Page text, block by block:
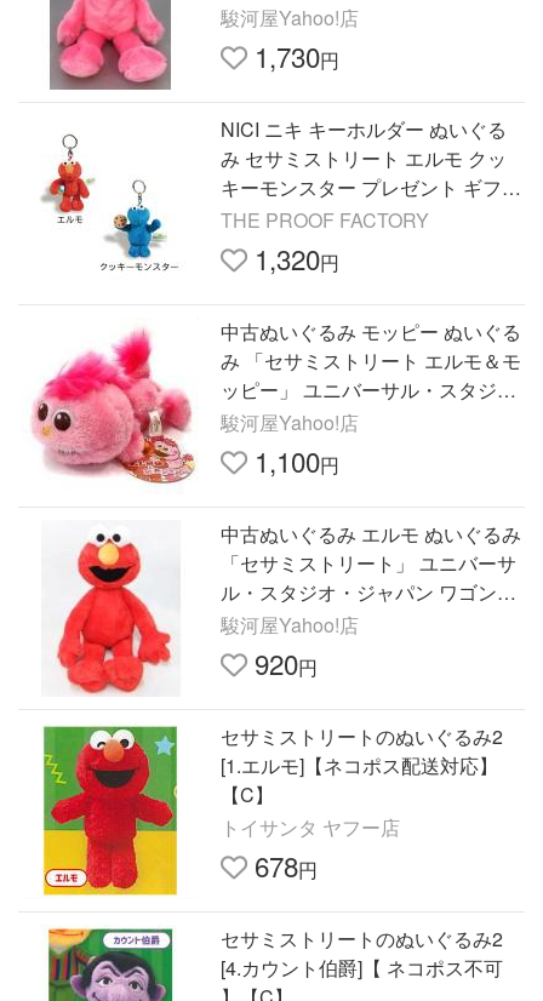
駿河屋Yahoo!店
1,730円
NICI ニキ キーホルダー ぬいぐる
み セサミストリート エルモ クッ
キーモンスター プレゼント ギフト
SESAMESTREET セサミ
THE PROOF FACTORY
1,320円
中古ぬいぐるみ モッピー ぬいぐる
み 「セサミストリート エルモ＆モ
ッピー」 ユニバーサル・スタジ
オ・ジャパン限定
駿河屋Yahoo!店
1,100円
中古ぬいぐるみ エルモ ぬいぐるみ
「セサミストリート」 ユニバーサ
ル・スタジオ・ジャパン ワゴンゲ
ーム景品
駿河屋Yahoo!店
920円
セサミストリートのぬいぐるみ2
[1.エルモ]【ネコポス配送対応】
【C】
トイサンタ ヤフー店
678円
セサミストリートのぬいぐるみ2
[4.カウント伯爵]【 ネコポス不可